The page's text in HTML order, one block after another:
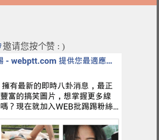
邀请您按个赞 : )